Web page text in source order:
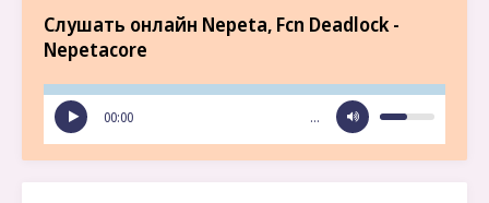
Слушать онлайн Nepeta, Fcn Deadlock -
Nepetacore
00:00 …